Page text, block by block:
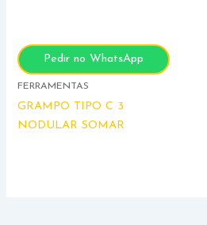
Pedir no WhatsApp
FERRAMENTAS
GRAMPO TIPO C 3
NODULAR SOMAR